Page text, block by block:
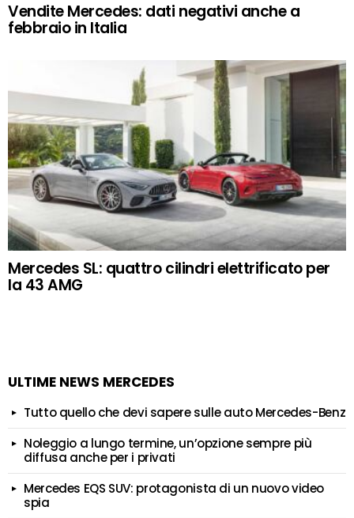
Vendite Mercedes: dati negativi anche a
febbraio in Italia
Mercedes SL: quattro cilindri elettrificato per
la 43 AMG
ULTIME NEWS MERCEDES
Tutto quello che devi sapere sulle auto Mercedes-Benz
Noleggio a lungo termine, un’opzione sempre più
diffusa anche per i privati
Mercedes EQS SUV: protagonista di un nuovo video
spia